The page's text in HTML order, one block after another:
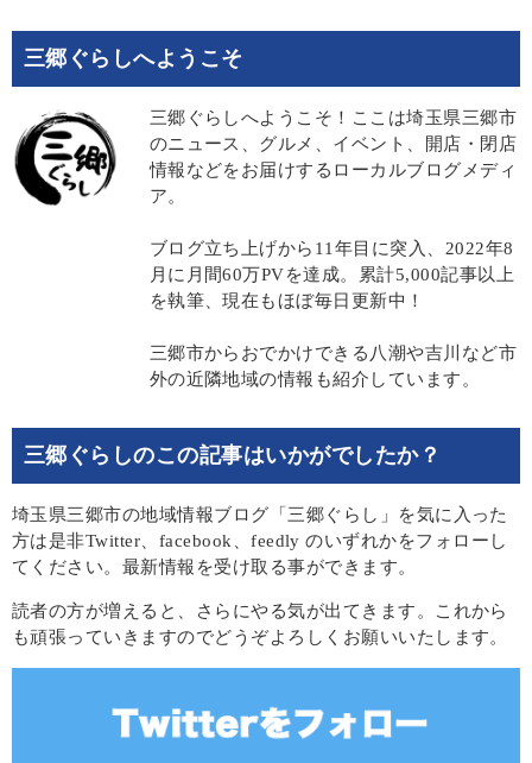
三郷ぐらしへようこそ
三郷ぐらしへようこそ！ここは埼玉県三郷市
のニュース、グルメ、イベント、開店・閉店
情報などをお届けするローカルブログメディ
ア。
ブログ立ち上げから11年目に突入、2022年8
月に月間60万PVを達成。累計5,000記事以上
を執筆、現在もほぼ毎日更新中！
三郷市からおでかけできる八潮や吉川など市
外の近隣地域の情報も紹介しています。
三郷ぐらしのこの記事はいかがでしたか？
埼玉県三郷市の地域情報ブログ「三郷ぐらし」を気に入った
方は是非Twitter、facebook、feedly のいずれかをフォローし
てください。最新情報を受け取る事ができます。
読者の方が増えると、さらにやる気が出てきます。これから
も頑張っていきますのでどうぞよろしくお願いいたします。